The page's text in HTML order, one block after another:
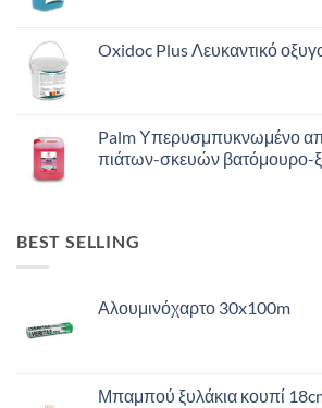
Oxidoc Plus Λευκαντικό
Palm Υπερυσμπυκνωμένο
πιάτων-σκευών βατόμουρο-
BEST SELLING
Αλουμινόχαρτο 30x100m
Μπαμπού ξυλάκια κουπί